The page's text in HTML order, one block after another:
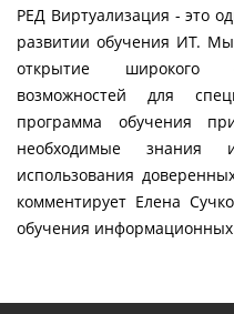
РЕД Виртуализация - это
развитии обучения ИТ.
открытие широкого
возможностей для
программа обучения
необходимые
использования
комментирует Елена
обучения